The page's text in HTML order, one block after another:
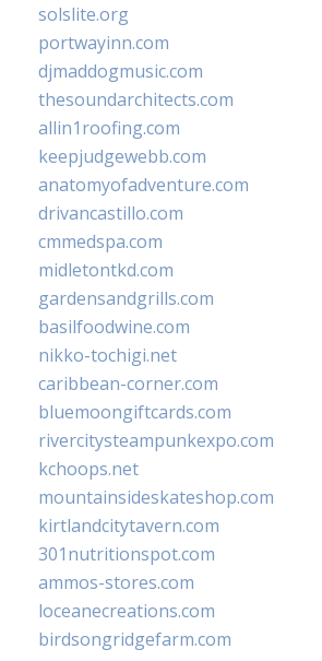
solslite.org
portwayinn.com
djmaddogmusic.com
thesoundarchitects.com
allin1roofing.com
keepjudgewebb.com
anatomyofadventure.com
drivancastillo.com
cmmedspa.com
midletontkd.com
gardensandgrills.com
basilfoodwine.com
nikko-tochigi.net
caribbean-corner.com
bluemoongiftcards.com
rivercitysteampunkexpo.com
kchoops.net
mountainsideskateshop.com
kirtlandcitytavern.com
301nutritionspot.com
ammos-stores.com
loceanecreations.com
birdsongridgefarm.com